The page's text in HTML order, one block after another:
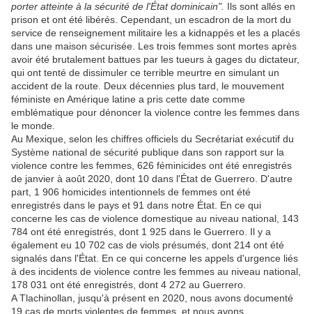
porter atteinte à la sécurité de l'État dominicain". Ils sont allés en
prison et ont été libérés. Cependant, un escadron de la mort du
service de renseignement militaire les a kidnappés et les a placés
dans une maison sécurisée. Les trois femmes sont mortes après
avoir été brutalement battues par les tueurs à gages du dictateur,
qui ont tenté de dissimuler ce terrible meurtre en simulant un
accident de la route. Deux décennies plus tard, le mouvement
féministe en Amérique latine a pris cette date comme
emblématique pour dénoncer la violence contre les femmes dans
le monde.
Au Mexique, selon les chiffres officiels du Secrétariat exécutif du
Système national de sécurité publique dans son rapport sur la
violence contre les femmes, 626 féminicides ont été enregistrés
de janvier à août 2020, dont 10 dans l'État de Guerrero. D'autre
part, 1 906 homicides intentionnels de femmes ont été
enregistrés dans le pays et 91 dans notre État. En ce qui
concerne les cas de violence domestique au niveau national, 143
784 ont été enregistrés, dont 1 925 dans le Guerrero. Il y a
également eu 10 702 cas de viols présumés, dont 214 ont été
signalés dans l'État. En ce qui concerne les appels d'urgence liés
à des incidents de violence contre les femmes au niveau national,
178 031 ont été enregistrés, dont 4 272 au Guerrero.
A Tlachinollan, jusqu'à présent en 2020, nous avons documenté
19 cas de morts violentes de femmes, et nous avons